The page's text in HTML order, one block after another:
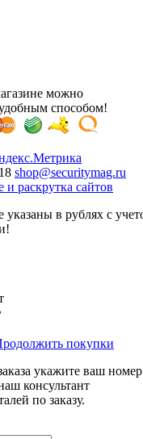
можно
способом!
shop@securitymag.ru
и раскрутка сайтов
указаны в рублях с
покупки
укажите ваш
консультант
по заказу.